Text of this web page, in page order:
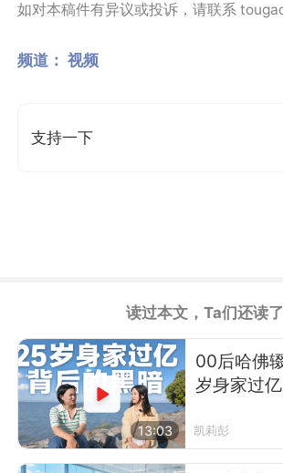
如对本稿件有异议或投诉，请联系
频道： 视频
支持一下
读过本文，Ta们还读了
13:03
00后哈佛
岁身家过
凯莉彭